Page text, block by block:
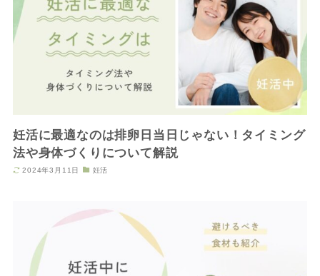
妊活に最適なのは排卵日当日じゃない！タイミング
法や身体づくりについて解説
2024年3月11日 妊活